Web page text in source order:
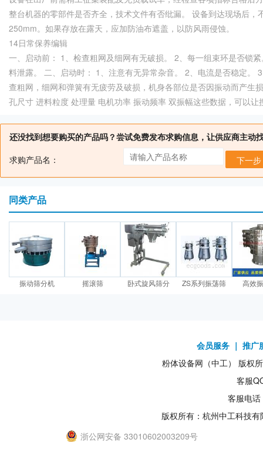
整台机器的零部件是否齐全，技术文件有否纰漏。 设备到达现场后
250mm。如果存放在露天，应加防油布遮盖，以防风雨侵蚀。
14日常保养编辑
一、启动前： 1、检查粗网及细网有无破损。 2、每一组束环是否锁
料泄露。 二、启动时： 1、注意有无异常杂音。 2、电流是否稳定
查粗网，细网和弹簧有无疲劳及破损，机身各部位是否因振动而产
孔尺寸 进料粒度 处理量 电机功率 振动频率 双振幅这些数据，可以
还没找到想要购买的产品吗？尝试免费发布求购信息，让供应商主动
求购产品名：
下一步
同类产品
振动筛分机 摇滚筛 卧式旋风筛分 ZS系列振荡筛 高效
会员服务 ｜ 推广
粉体设备网（中工） 版权
客服
客服电
版权所有：杭州中工科技
浙公网安备 33010602003209号